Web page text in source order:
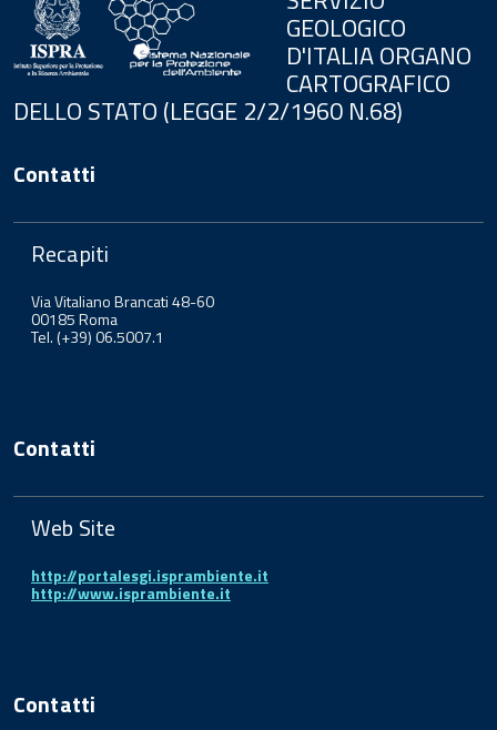
GEOLOGICO
D'ITALIA ORGANO
CARTOGRAFICO
DELLO STATO (LEGGE 2/2/1960 N.68)
Contatti
Recapiti
Via Vitaliano Brancati 48-60
00185 Roma
Tel. (+39) 06.5007.1
Contatti
Web Site
http://portalesgi.isprambiente.it
http://www.isprambiente.it
Contatti